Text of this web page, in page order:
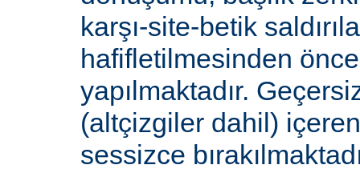
karşı-site-betik
hafifletilmesinden
yapılmaktadır.
(altçizgiler dahil)
sessizce